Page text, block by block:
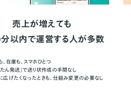
売上が増えても
以内で運営する人が多数
、在庫も、スマホひとつ
たん発送」で送り状作成の手間なし
広げたくなったときも、仕組み変更の必要なし